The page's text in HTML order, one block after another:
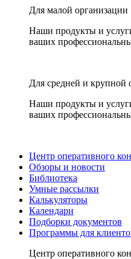
Для малой организации
Наши продукты и
ваших
Для средней и крупной
Наши продукты и
ваших
Центр оперативного
Обзоры и новости
Библиотека
Умные рассылки
Калькуляторы
Календари
Подборки документов
Программы для
Центр оперативного